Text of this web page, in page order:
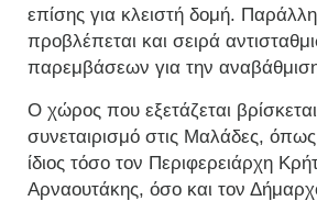
επίσης για κλειστή δομή.
προβλέπεται και σειρά
παρεμβάσεων για την
Ο χώρος που εξετάζεται
συνεταιρισμό στις Μαλάδες,
ίδιος τόσο τον Περιφερειάρχη
Αρναουτάκης, όσο και τον